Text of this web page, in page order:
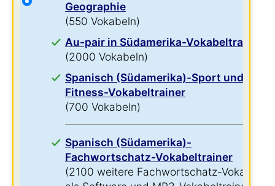
Geographie
(550 Vokabeln)
Au-pair in Südamerika-Vokabeltrainer
(2000 Vokabeln)
Spanisch (Südamerika)-Sport und
Fitness-Vokabeltrainer
(700 Vokabeln)
Spanisch (Südamerika)-
Fachwortschatz-Vokabeltrainer
(2100 weitere Fachwortschatz-Vokabeln